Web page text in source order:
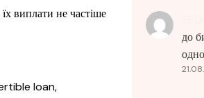
виплати не частіше
loan,
до